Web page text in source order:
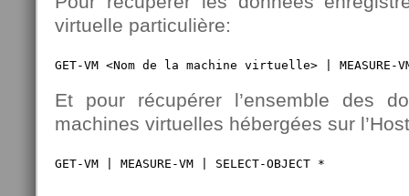
virtuelle particulière:
GET-VM <Nom de la machine virtuelle> | MEASURE-
Et pour récupérer l’ensemble des
machines virtuelles hébergées sur
GET-VM | MEASURE-VM | SELECT-OBJECT *